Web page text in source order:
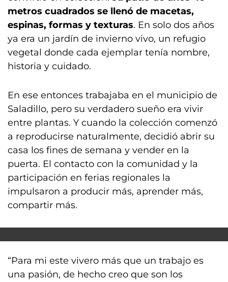
metros cuadrados se llenó de macetas,
espinas, formas y texturas. En solo dos años
ya era un jardín de invierno vivo, un refugio
vegetal donde cada ejemplar tenía nombre,
historia y cuidado.
En ese entonces trabajaba en el municipio de
Saladillo, pero su verdadero sueño era vivir
entre plantas. Y cuando la colección comenzó
a reproducirse naturalmente, decidió abrir su
casa los fines de semana y vender en la
puerta. El contacto con la comunidad y la
participación en ferias regionales la
impulsaron a producir más, aprender más,
compartir más.
“Para mi este vivero más que un trabajo es
una pasión, de hecho creo que son los